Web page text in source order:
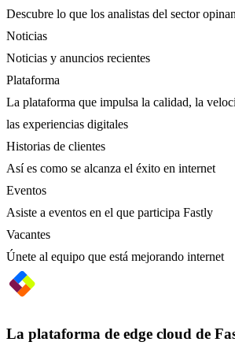
Descubre lo que los analistas del sector
Noticias
Noticias y anuncios recientes
Plataforma
La plataforma que impulsa la calidad, la
las experiencias digitales
Historias de clientes
Así es como se alcanza el éxito en internet
Eventos
Asiste a eventos en el que participa Fastly
Vacantes
Únete al equipo que está mejorando internet
La plataforma de edge cloud de